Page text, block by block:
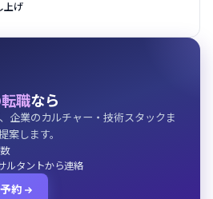
上げ
職なら
企業のカルチャー・技術スタックま
案します。
ルタントから連絡
約